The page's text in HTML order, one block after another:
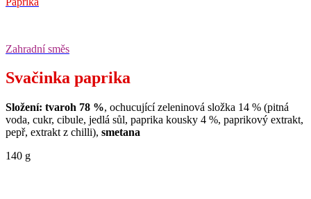
Zahradní směs
Svačinka paprika
Složení: tvaroh 78 %, ochucující zeleninová složka 14 % (pitná
voda, cukr, cibule, jedlá sůl, paprika kousky 4 %, paprikový extrakt,
pepř, extrakt z chilli), smetana
140 g